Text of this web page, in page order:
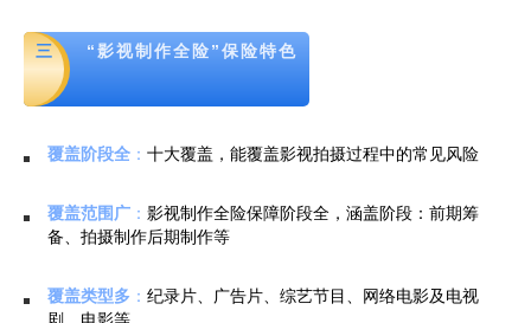
三 “影视制作全险”保险特色
覆盖阶段全 ： 十大覆盖，能覆盖影视拍摄过程中的常见风险
覆盖范围广 ： 影视制作全险保障阶段全，涵盖阶段： 前期筹
备、拍摄制作后期制作等
覆盖类型多 ： 纪录片、广告片、综艺节目、网络电影及电视
剧、电影等